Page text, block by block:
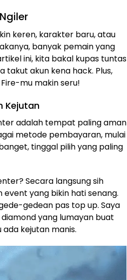
keren, karakter baru, atau
banyak pemain yang
ini, kita bakal kupas tuntas
akun kena hack. Plus,
mu makin seru!
Kejutan
adalah tempat paling aman
metode pembayaran, mulai
tinggal pilih yang paling
Secara langsung sih
yang bikin hati senang.
gedean pas top up. Saya
yang lumayan buat
kejutan manis.